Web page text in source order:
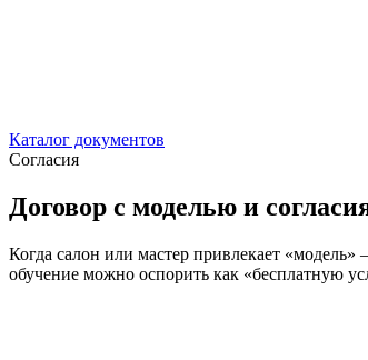
Каталог документов
Согласия
Договор с моделью и
Когда салон или мастер привлекает
обучение можно оспорить как «бесплатную